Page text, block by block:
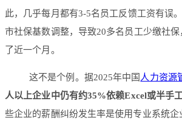
此，几乎每月都有3-5名员工反馈工资有误
市社保基数调整，导致20多名员工少缴社
了近一个月。
这不是个例。据2025年中国 人力资源
人以上企业中仍有约35%依赖Excel或半手
些企业的薪酬纠纷发生率是使用专业系统企